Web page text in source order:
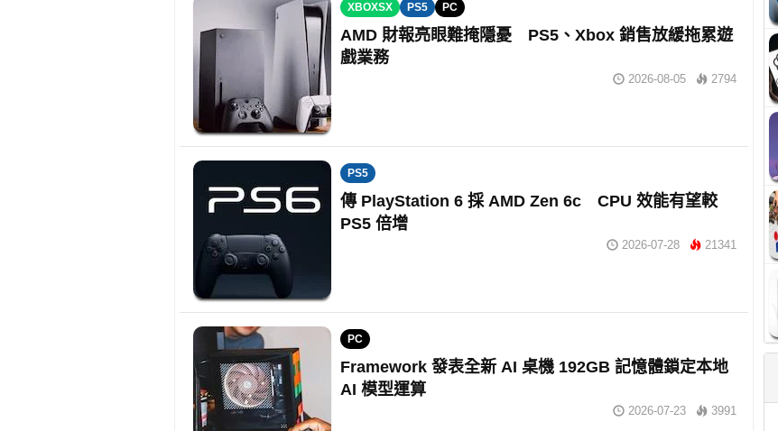
XBOXSX PS5 PC
AMD 財報亮眼難掩隱憂 PS5、Xbox 銷售放緩拖累遊
戲業務
2026-08-05 2794
PS5
傳 PlayStation 6 採 AMD Zen 6c CPU 效能有望較
PS5 倍增
2026-07-28 21341
PC
Framework 發表全新 AI 桌機 192GB 記憶體鎖定本地
AI 模型運算
2026-07-23 3991